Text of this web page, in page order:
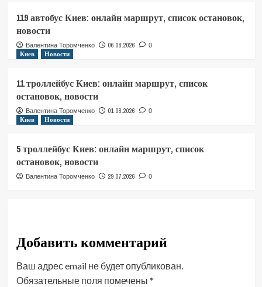
119 автобус Киев: онлайн маршрут, список остановок,
новости
Валентина Торомченко 06.08.2026 0
Киев Новости
11 троллейбус Киев: онлайн маршрут, список
остановок, новости
Валентина Торомченко 01.08.2026 0
Киев Новости
5 троллейбус Киев: онлайн маршрут, список
остановок, новости
Валентина Торомченко 29.07.2026 0
Добавить комментарий
Ваш адрес email не будет опубликован.
Обязательные поля помечены *